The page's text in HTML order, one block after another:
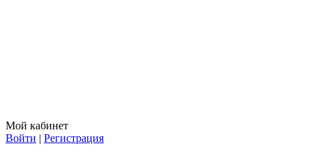
Мой кабинет
Войти | Регистрация